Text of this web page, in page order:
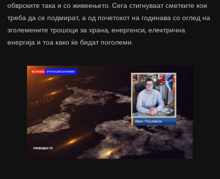
обврските така и со живеењето. Сега стигнуваат сметките кои
треба да се подмират, а од почетокот на годинава со оглед на
зголемените трошоци за храна, енергенси, електрична
енергија и тоа како ќе бидат поголеми.